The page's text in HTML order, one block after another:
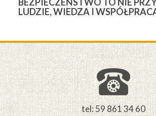
LUDZIE, WIEDZA I
tel: 59 861 34 60